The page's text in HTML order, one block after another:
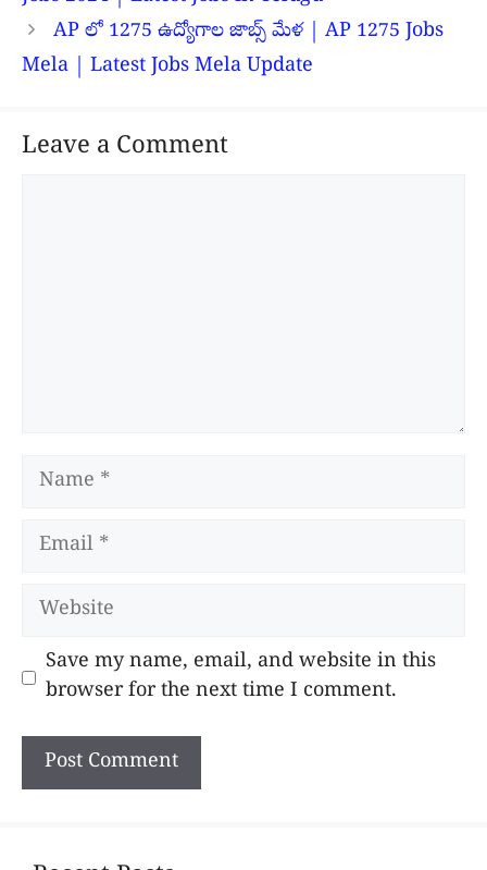
AP లో 1275 ఉద్యోగాల జాబ్స్ మేళ | AP 1275 Jobs
Mela | Latest Jobs Mela Update
Leave a Comment
Name
Email
Website
Save my name, email, and website in this
browser for the next time I comment.